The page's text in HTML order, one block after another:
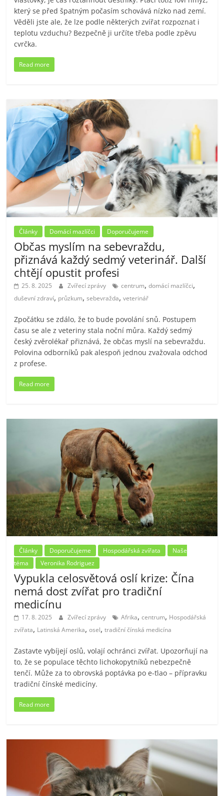
který se před špatným počasím schovává nízko nad zemí.
Věděli jste ale, že lze podle některých zvířat rozpoznat i
teplotu vzduchu? Bezpečně ji určíte třeba podle zpěvu
cvrčka.
Read more
Články Domácí mazlíčci Doporučujeme
Občas myslím na sebevraždu,
přiznává každý sedmý veterinář. Další
chtějí opustit profesi
25. 8. 2025 Zvířecí zprávy centrum,domácí mazlíčci,
duševní zdraví, průzkum,sebevražda,veterinář
Zpočátku se zdálo, že to bude povolání snů. Postupem
času se ale z veteriny stala noční můra. Každý sedmý
český zvěrolékař přiznává, že občas myslí na sebevraždu.
Polovina odborníků pak alespoň jednou zvažovala odchod
z profese.
Read more
Články Doporučujeme Hospodářská zvířata
Naše
téma
Veronika Rodriguez
Vypukla celosvětová oslí krize: Čína
nemá dost zvířat pro tradiční
medicínu
17. 8. 2025 Zvířecí zprávy Afrika,centrum, Hospodářská
zvířata, Latinská Amerika,osel,tradiční čínská medicína
Zastavte vybíjejí oslů, volají ochránci zvířat. Upozorňují na
to, že se populace těchto lichokopytníků nebezpečně
tenčí. Může za to obrovská poptávka po e-ťiao – přípravku
tradiční čínské medicíny.
Read more